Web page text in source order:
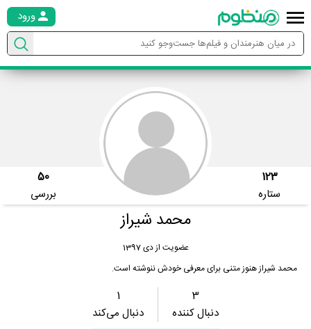
ورود
123
ستاره
50
بررسی
محمد شیراز
عضویت از دی 1397
محمد شیراز هنوز متنی برای معرفی خودش ننوشته است.
3
دنبال کننده
1
دنبال می‌کند